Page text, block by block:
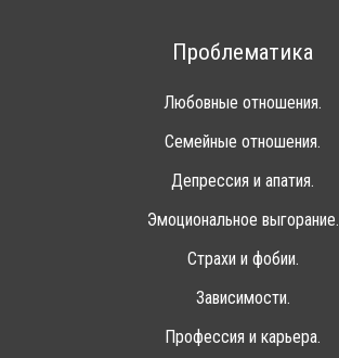
Проблематика
Любовные отношения.
Семейные отношения.
Депрессия и апатия.
Эмоциональное выгорание.
Страхи и фобии.
Зависимости.
Профессия и карьера.